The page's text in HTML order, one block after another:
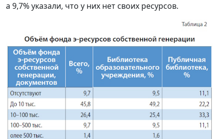
а 9,7% указали, что у них нет своих ресурсов.